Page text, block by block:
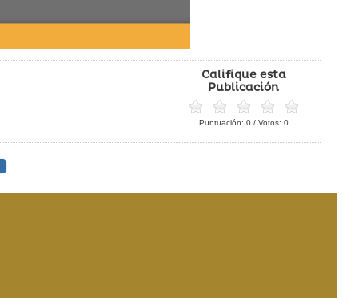
Califique esta
Publicación
Puntuación: 0/ Votos: 0